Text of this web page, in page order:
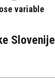
variable
Slovenije